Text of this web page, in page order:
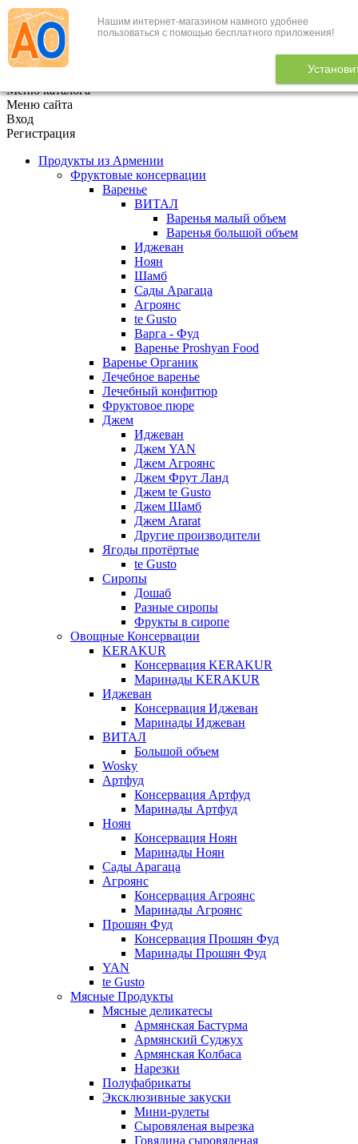
Нашим интернет-магазином намного удобнее
пользоваться с помощью бесплатного приложения!
+7 (495) 646-888-1
В корзине 0
Меню каталога
Меню сайта
Вход
Регистрация
Продукты из Армении
Фруктовые консервации
Варенье
ВИТАЛ
Варенья малый объем
Варенья большой объем
Иджеван
Ноян
Шамб
Сады Арагаца
Агроянс
te Gusto
Варга - Фуд
Варенье Proshyan Food
Варенье Органик
Лечебное варенье
Лечебный конфитюр
Фруктовое пюре
Джем
Иджеван
Джем YAN
Джем Агроянс
Джем Фрут Ланд
Джем te Gusto
Джем Шамб
Джем Ararat
Другие производители
Ягоды протёртые
te Gusto
Сиропы
Дошаб
Разные сиропы
Фрукты в сиропе
Овощные Консервации
KERAKUR
Консервация KERAKUR
Маринады KERAKUR
Иджеван
Консервация Иджеван
Маринады Иджеван
ВИТАЛ
Большой объем
Wosky
Артфуд
Консервация Артфуд
Маринады Артфуд
Ноян
Консервация Ноян
Маринады Ноян
Сады Арагаца
Агроянс
Консервация Агроянс
Маринады Агроянс
Прошян Фуд
Консервация Прошян Фуд
Маринады Прошян Фуд
YAN
te Gusto
Мясные Продукты
Мясные деликатесы
Армянская Бастурма
Армянский Суджух
Армянская Колбаса
Нарезки
Полуфабрикаты
Эксклюзивные закуски
Мини-рулеты
Сыровяленая вырезка
Говядина сыровяленая